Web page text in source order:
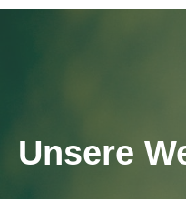
Unsere